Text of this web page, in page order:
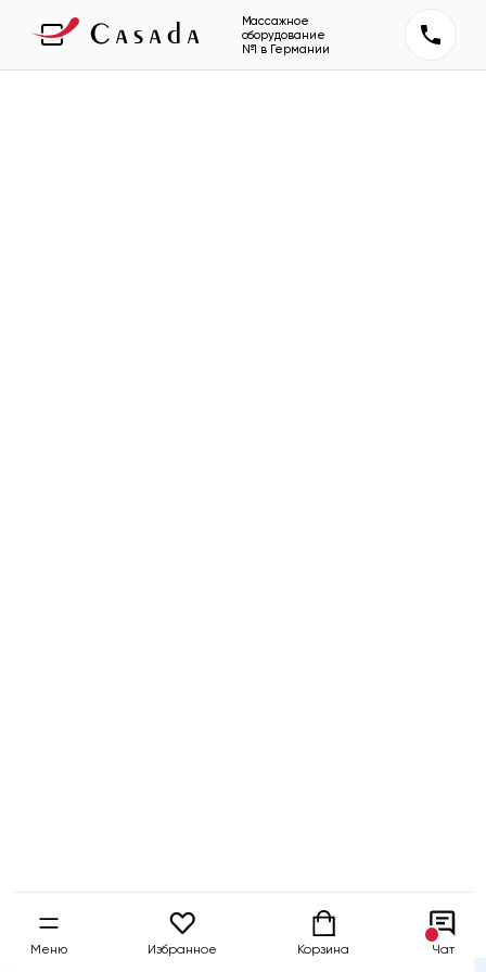
Массажное
оборудование
№1 в Германии
тест-драйв
Гарантия 5
Меню Избранное Корзина Чат